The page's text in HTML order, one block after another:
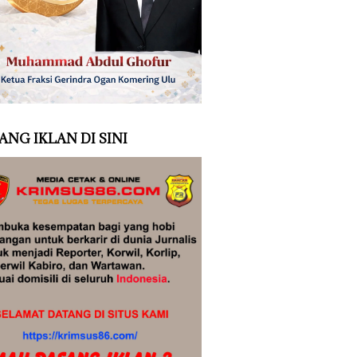
IKLAN DI SINI